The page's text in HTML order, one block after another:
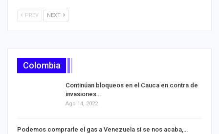
PREV NEXT
Colombia
Continúan bloqueos en el Cauca en contra de
invasiones…
Ago 14, 2022
Podemos comprarle el gas a Venezuela si se nos acaba,…